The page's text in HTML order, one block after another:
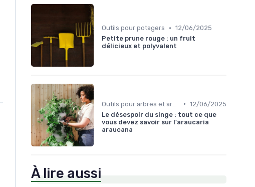
Outils pour potagers • 12/06/2025
Petite prune rouge : un fruit
délicieux et polyvalent
• 12/06/2025
Le désespoir du singe : tout ce que
vous devez savoir sur l'araucaria
araucana
À lire aussi